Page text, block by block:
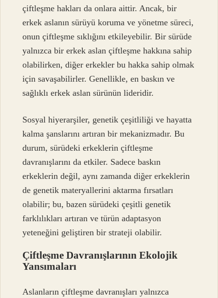
çiftleşme hakları da onlara aittir. Ancak, bir
erkek aslanın sürüyü koruma ve yönetme süreci,
onun çiftleşme sıklığını etkileyebilir. Bir sürüde
yalnızca bir erkek aslan çiftleşme hakkına sahip
olabilirken, diğer erkekler bu hakka sahip olmak
için savaşabilirler. Genellikle, en baskın ve
sağlıklı erkek aslan sürünün lideridir.
Sosyal hiyerarşiler, genetik çeşitliliği ve hayatta
kalma şanslarını artıran bir mekanizmadır. Bu
durum, sürüdeki erkeklerin çiftleşme
davranışlarını da etkiler. Sadece baskın
erkeklerin değil, aynı zamanda diğer erkeklerin
de genetik materyallerini aktarma fırsatları
olabilir; bu, bazen sürüdeki çeşitli genetik
farklılıkları artıran ve türün adaptasyon
yeteneğini geliştiren bir strateji olabilir.
Çiftleşme Davranışlarının Ekolojik
Yansımaları
Aslanların çiftleşme davranışları yalnızca